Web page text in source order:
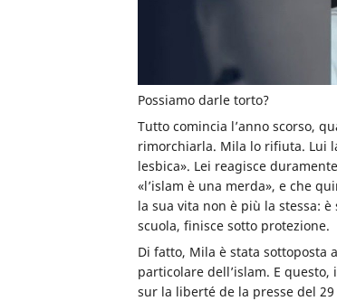
Possiamo darle torto?
Tutto comincia l’anno scorso,
rimorchiarla. Mila lo rifiuta. Lui
lesbica». Lei reagisce
«l’islam è una merda», e che
la sua vita non è più la stessa:
scuola, finisce sotto protezione.
Di fatto, Mila è stata sottoposta
particolare dell’islam. E
sur la liberté de la presse del